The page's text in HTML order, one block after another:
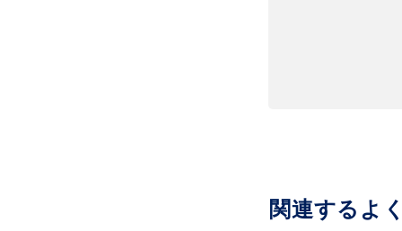
関連するよ